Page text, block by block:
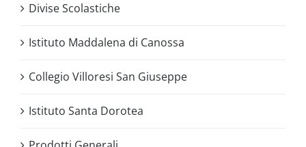
Divise Scolastiche
Istituto Maddalena di Canossa
Collegio Villoresi San Giuseppe
Istituto Santa Dorotea